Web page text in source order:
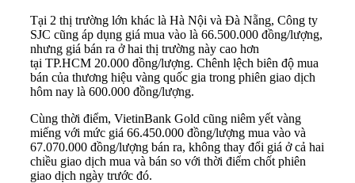
Tại 2 thị trường lớn khác là Hà Nội và Đà Nẵng, Công ty
SJC cũng áp dụng giá mua vào là 66.500.000 đồng/lượng,
nhưng giá bán ra ở hai thị trường này cao hơn
tại TP.HCM 20.000 đồng/lượng. Chênh lệch biên độ mua
bán của thương hiệu vàng quốc gia trong phiên giao dịch
hôm nay là 600.000 đồng/lượng.
Cùng thời điểm, VietinBank Gold cũng niêm yết vàng
miếng với mức giá 66.450.000 đồng/lượng mua vào và
67.070.000 đồng/lượng bán ra, không thay đổi giá ở cả hai
chiều giao dịch mua và bán so với thời điểm chốt phiên
giao dịch ngày trước đó.